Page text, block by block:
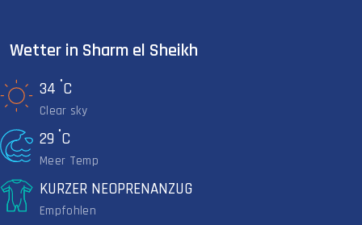
Wetter in Sharm el Sheikh
34 °C
Clear sky
29 °C
Meer Temp
KURZER NEOPRENANZUG
Empfohlen